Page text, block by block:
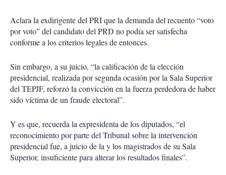
Aclara la exdirigente del PRI que la demanda del recuento “voto
por voto” del candidato del PRD no podía ser satisfecha
conforme a los criterios legales de entonces.
Sin embargo, a su juicio, “la calificación de la elección
presidencial, realizada por segunda ocasión por la Sala Superior
del TEPJF, reforzó la convicción en la fuerza perdedora de haber
sido víctima de un fraude electoral”.
Y es que, recuerda la expresidenta de los diputados, “el
reconocimiento por parte del Tribunal sobre la intervención
presidencial fue, a juicio de la y los magistrados de su Sala
Superior, insuficiente para alterar los resultados finales”.